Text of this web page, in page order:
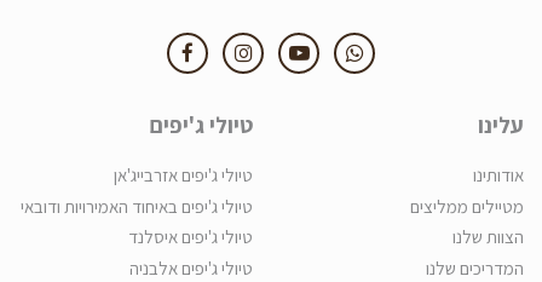
עלינו
אודותינו
מטיילים ממליצים
הצוות שלנו
המדריכים שלנו
טיולי ג'יפים
טיולי ג'יפים אזרבייג'אן
טיולי ג'יפים באיחוד האמירויות ודובאי
טיולי ג'יפים איסלנד
טיולי ג'יפים אלבניה